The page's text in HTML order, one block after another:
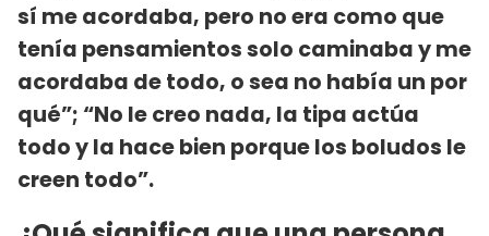
sí me acordaba, pero no era como que
tenía pensamientos solo caminaba y me
acordaba de todo, o sea no había un por
qué”; “No le creo nada, la tipa actúa
todo y la hace bien porque los boludos le
creen todo”.